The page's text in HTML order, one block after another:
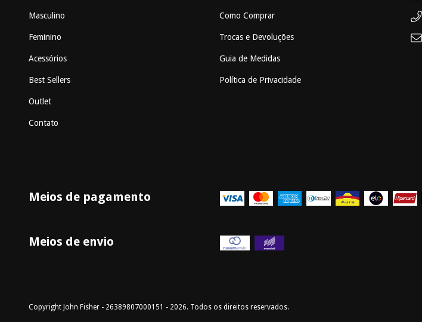
Masculino
Feminino
Acessórios
Best Sellers
Outlet
Contato
Como Comprar
Trocas e Devoluções
Guia de Medidas
Política de Privacidade
Meios de pagamento
Meios de envio
Copyright John Fisher - 26389807000151 - 2026. Todos os direitos reservados.